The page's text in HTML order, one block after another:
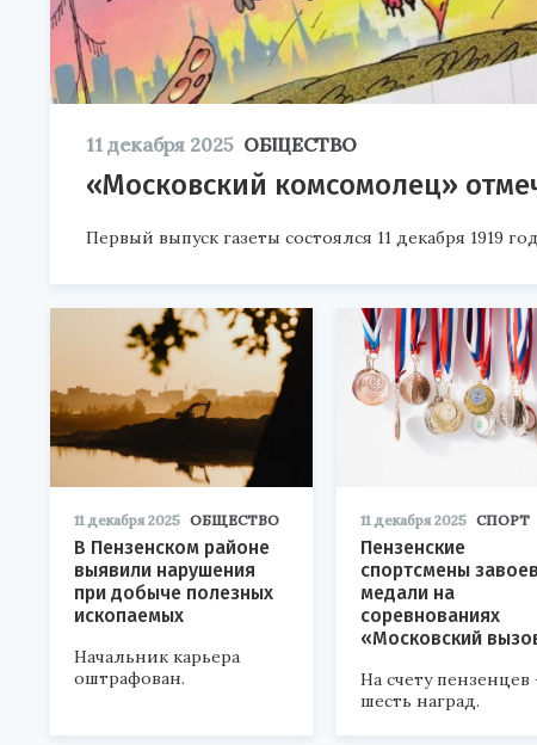
11 декабря 2025 ОБЩЕСТВО
«Московский комсомолец»
Первый выпуск газеты состоялся 11 декабря 1919
11 декабря 2025 ОБЩЕСТВО
В Пензенском районе
выявили нарушения
при добыче полезных
ископаемых
Начальник карьера
оштрафован.
11 декабря 2025 СПОРТ
Пензенские
спортсмены
медали на
соревнованиях
«Московский
На счету пензенцев
шесть наград.